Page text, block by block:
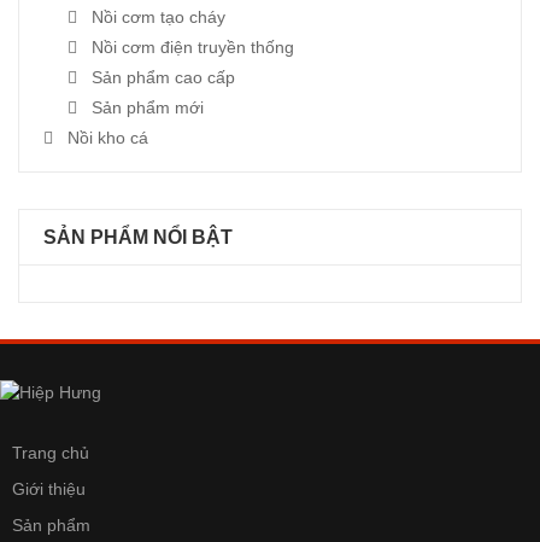
Nồi cơm tạo cháy
Nồi cơm điện truyền thống
Sản phẩm cao cấp
Sản phẩm mới
Nồi kho cá
SẢN PHẨM NỔI BẬT
Trang chủ
Giới thiệu
Sản phẩm